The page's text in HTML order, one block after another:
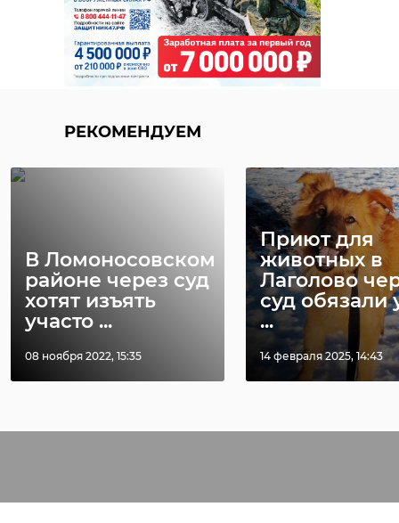
РЕКОМЕНДУЕМ
В Ломоносовском
районе через суд
хотят изъять
участо ...
08 ноября 2022, 15:35
Приют для
животных в
Лаголово
суд обязали
...
14 февраля 2025, 14:43